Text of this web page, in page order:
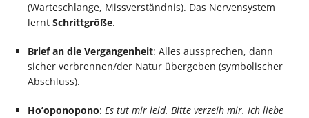
(Warteschlange, Missverständnis). Das Nervensystem
lernt Schrittgröße.
Brief an die Vergangenheit: Alles aussprechen, dann
sicher verbrennen/der Natur übergeben (symbolischer
Abschluss).
Ho’oponopono: Es tut mir leid. Bitte verzeih mir. Ich liebe